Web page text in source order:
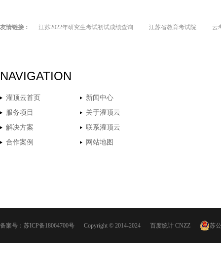
友情链接： 江苏2022年研究生考试初试成绩查询 江苏省教育考试院 云
NAVIGATION
灌顶云首页
新闻中心
服务项目
关于灌顶云
解决方案
联系灌顶云
合作案例
网站地图
备案号： 苏ICP备18064700号 Copyright © 2014-2024 百度统计 CNZZ 苏